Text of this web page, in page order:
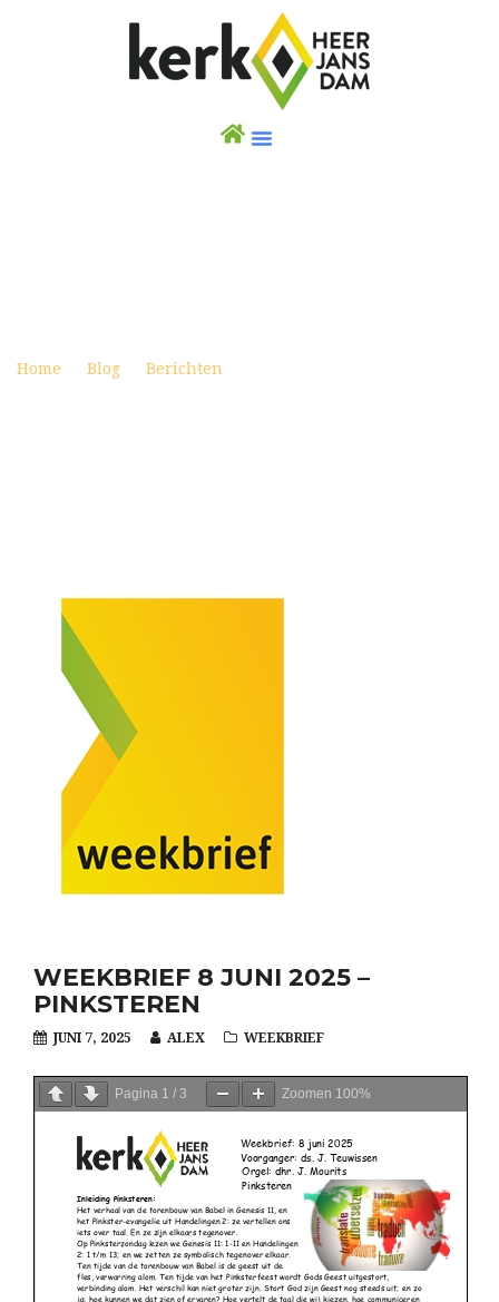
Home Blog Berichten
WEEKBRIEF 8 JUNI 2025 –
PINKSTEREN
JUNI 7, 2025 ALEX WEEKBRIEF
Pagina 1 / 3 Zoomen 100%